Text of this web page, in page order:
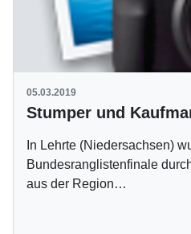
05.03.2019
In Lehrte (Niedersachsen)
Bundesranglistenfinale
aus der Region…